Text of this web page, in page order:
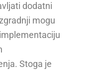
dodatni
mogu
Stoga je